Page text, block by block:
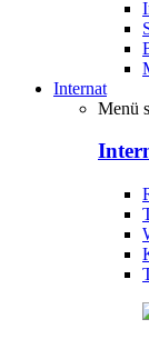
Internat
Menü